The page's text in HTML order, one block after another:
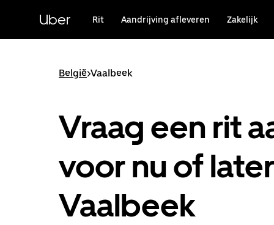
hoofdinhoudUber Rit Aandrijving afleveren Zakelijk
België>Vaalbeek
Vraag een rit
voor nu of
Vaalbeek